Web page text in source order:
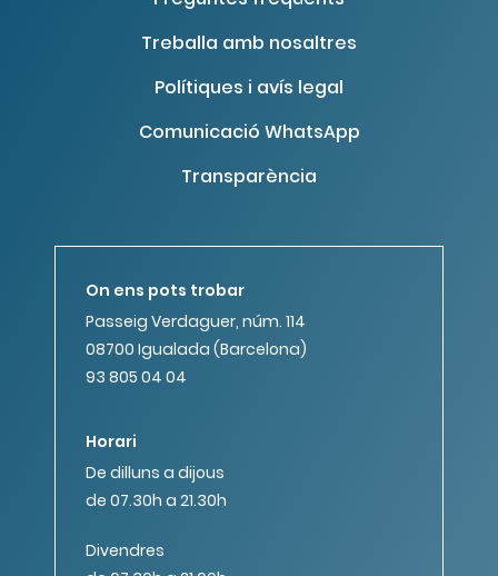
Treballa amb nosaltres
Polítiques i avís legal
Comunicació WhatsApp
Transparència
On ens pots trobar
Passeig Verdaguer, núm. 114
08700 Igualada (Barcelona)
93 805 04 04
Horari
De dilluns a dijous
de 07.30h a 21.30h
Divendres